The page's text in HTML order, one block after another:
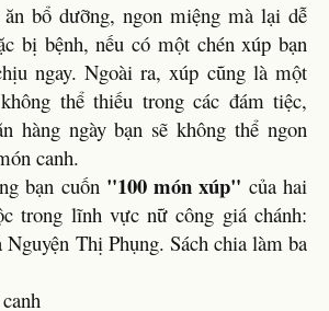
bổ dưỡng, ngon miệng mà lại dễ
bị bệnh, nếu có một chén xúp bạn
ngay. Ngoài ra, xúp cũng là một
thể thiếu trong các đám tiệc,
hàng ngày bạn sẽ không thể ngon
canh.
bạn cuốn"100 món xúp" của hai
trong lĩnh vực nữ công giá chánh:
Thị Phụng. Sách chia làm ba